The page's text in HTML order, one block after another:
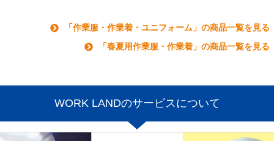
「作業服・作業着・ユニフォーム」の商品一覧を見る
「春夏用作業服・作業着」の商品一覧を見る
WORK LANDのサービスについて